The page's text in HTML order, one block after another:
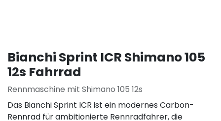
Bianchi Sprint ICR Shimano 105
12s Fahrrad
Rennmaschine mit Shimano 105 12s
Das Bianchi Sprint ICR ist ein modernes Carbon-
Rennrad für ambitionierte Rennradfahrer, die